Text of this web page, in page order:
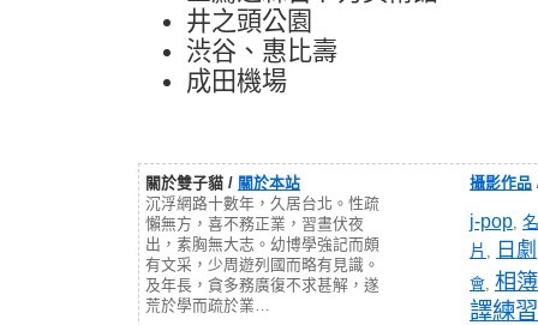
井之頭公園
渋谷、惠比壽
成田機場
關於雙子貓 / 關於本站
沉浮網路十數年，久居台北。性疏
懶無方，喜不務正業，習晝伏夜
出，素胸無大志。幼博學強記而頗
有文采，少周遊列國而略有見識。
及年長，貪多務廣復不求甚解，遂
荒於學而疏於業…
攝影作品
j-pop
片
日劇
會 相簿
譯練習